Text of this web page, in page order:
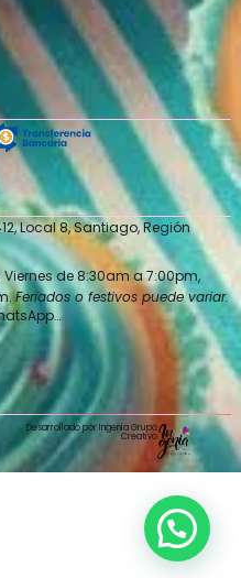
Local 8, Santiago, Región
de 8:30am a 7:00pm,
Feriados o festivos puede variar.
Desarrollado por Ingenia Grupo
Creativo